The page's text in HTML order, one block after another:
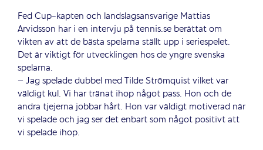
Fed Cup-kapten och landslagsansvarige Mattias
Arvidsson har i en intervju på tennis.se berättat om
vikten av att de bästa spelarna ställt upp i seriespelet.
Det är viktigt för utvecklingen hos de yngre svenska
spelarna.
– Jag spelade dubbel med Tilde Strömquist vilket var
väldigt kul. Vi har tränat ihop något pass. Hon och de
andra tjejerna jobbar hårt. Hon var väldigt motiverad när
vi spelade och jag ser det enbart som något positivt att
vi spelade ihop.